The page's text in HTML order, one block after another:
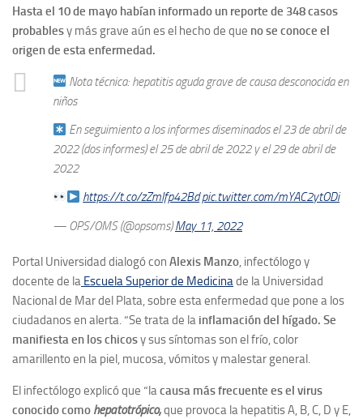
Hasta el 10 de mayo habían informado un reporte de 348 casos
probablesy más grave aún es el hecho de que no se conoce el
origen de esta enfermedad.
Nota técnica: hepatitis aguda grave de causa desconocida en
niños
En seguimiento a los informes diseminados el 23 de abril de
2022 (dos informes) el 25 de abril de 2022 y el 29 de abril de
2022
https://t.co/zZmIfp42Bd pic.twitter.com/mYAC2ytODi
— OPS/OMS (@opsoms)May 11, 2022
Portal Universidad dialogó con Alexis Manzo, infectólogo y
docente de la Escuela Superior de Medicinade la Universidad
Nacional de Mar del Plata, sobre esta enfermedad que pone a los
ciudadanos en alerta. “Se trata de la inflamación del hígado. Se
manifiesta en los chicosy sus síntomas son el frío, color
amarillento en la piel, mucosa, vómitos y malestar general.
El infectólogo explicó que “lacausa más frecuente es el virus
conocido como hepatotrópico,que provoca la hepatitis A, B, C, D y E,